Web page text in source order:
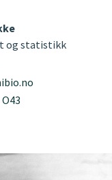
og statistikk